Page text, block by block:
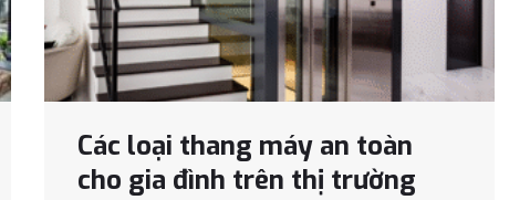
Các loại thang máy an toàn
cho gia đình trên thị trường